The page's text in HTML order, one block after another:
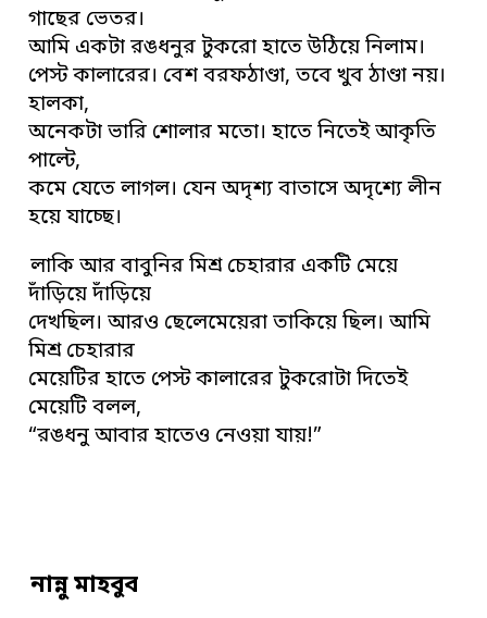
গাছের ভেতর।
আমি একটা রঙধনুর টুকরো হাতে উঠিয়ে নিলাম।
পেস্ট কালারের। বেশ বরফঠাণ্ডা, তবে খুব ঠাণ্ডা নয়।
হালকা,
অনেকটা ভারি শোলার মতো। হাতে নিতেই আকৃতি
পাল্টে,
কমে যেতে লাগল। যেন অদৃশ্য বাতাসে অদৃশ্যে লীন
হয়ে যাচ্ছে।
লাকি আর বাবুনির মিশ্র চেহারার একটি মেয়ে
দাঁড়িয়ে দাঁড়িয়ে
দেখছিল। আরও ছেলেমেয়েরা তাকিয়ে ছিল। আমি
মিশ্র চেহারার
মেয়েটির হাতে পেস্ট কালারের টুকরোটা দিতেই
মেয়েটি বলল,
“রঙধনু আবার হাতেও নেওয়া যায়!”
নান্নু মাহবুব